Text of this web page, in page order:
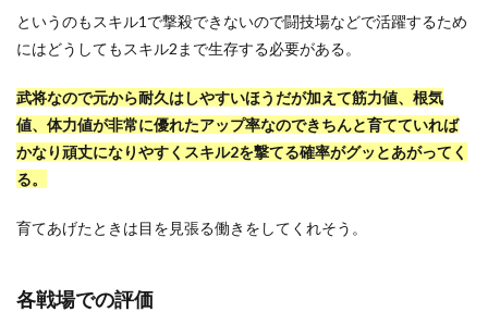
というのもスキル1で撃殺できないので闘技場などで活躍するため
にはどうしてもスキル2まで生存する必要がある。
武将なので元から耐久はしやすいほうだが加えて筋力値、根気
値、体力値が非常に優れたアップ率なのできちんと育てていれば
かなり頑丈になりやすくスキル2を撃てる確率がグッとあがってく
る。
育てあげたときは目を見張る働きをしてくれそう。
各戦場での評価